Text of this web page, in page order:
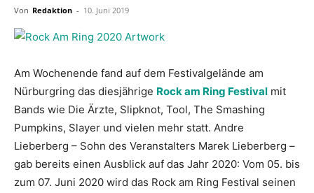
Von Redaktion - 10. Juni 2019
Am Wochenende fand auf dem Festivalgelände am
Nürburgring das diesjährige Rock am Ring Festival mit
Bands wie Die Ärzte, Slipknot, Tool, The Smashing
Pumpkins, Slayer und vielen mehr statt. Andre
Lieberberg – Sohn des Veranstalters Marek Lieberberg –
gab bereits einen Ausblick auf das Jahr 2020: Vom 05. bis
zum 07. Juni 2020 wird das Rock am Ring Festival seinen